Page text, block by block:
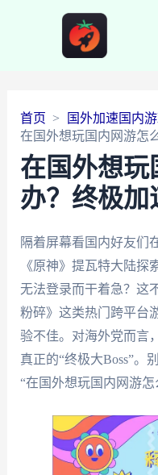
首页
国外加速国内
在国外想玩国内网游怎
在国外想玩
办？终极加
隔着屏幕看国内好友们
《原神》提瓦特大陆探
无法登录而干着急？这
粉碎》这类热门跨平台
验不佳。对海外党而言
真正的“终极大Boss”。
“在国外想玩国内网游怎